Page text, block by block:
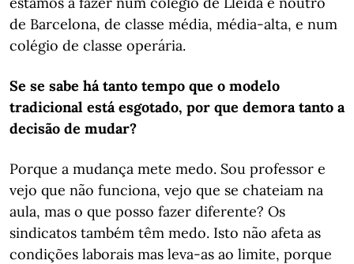
de Barcelona, de classe média, média-alta, e num
colégio de classe operária.
Se se sabe há tanto tempo que o modelo
tradicional está esgotado, por que demora tanto a
decisão de mudar?
Porque a mudança mete medo. Sou professor e
vejo que não funciona, vejo que se chateiam na
aula, mas o que posso fazer diferente? Os
sindicatos também têm medo. Isto não afeta as
condições laborais mas leva-as ao limite, porque